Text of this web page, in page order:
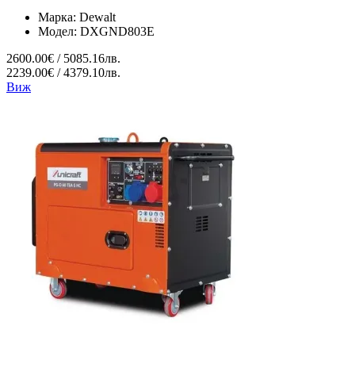
Марка: Dewalt
Модел: DXGND803E
2600.00€ / 5085.16лв.
2239.00€ / 4379.10лв.
Виж